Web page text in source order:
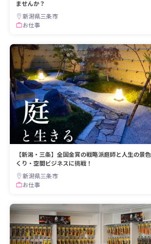
ませんか？
新潟県三条市
お仕事
【新潟・三条】全国金賞の戦略派庭師と人生の景
くり・空間ビジネスに挑戦！
新潟県三条市
お仕事